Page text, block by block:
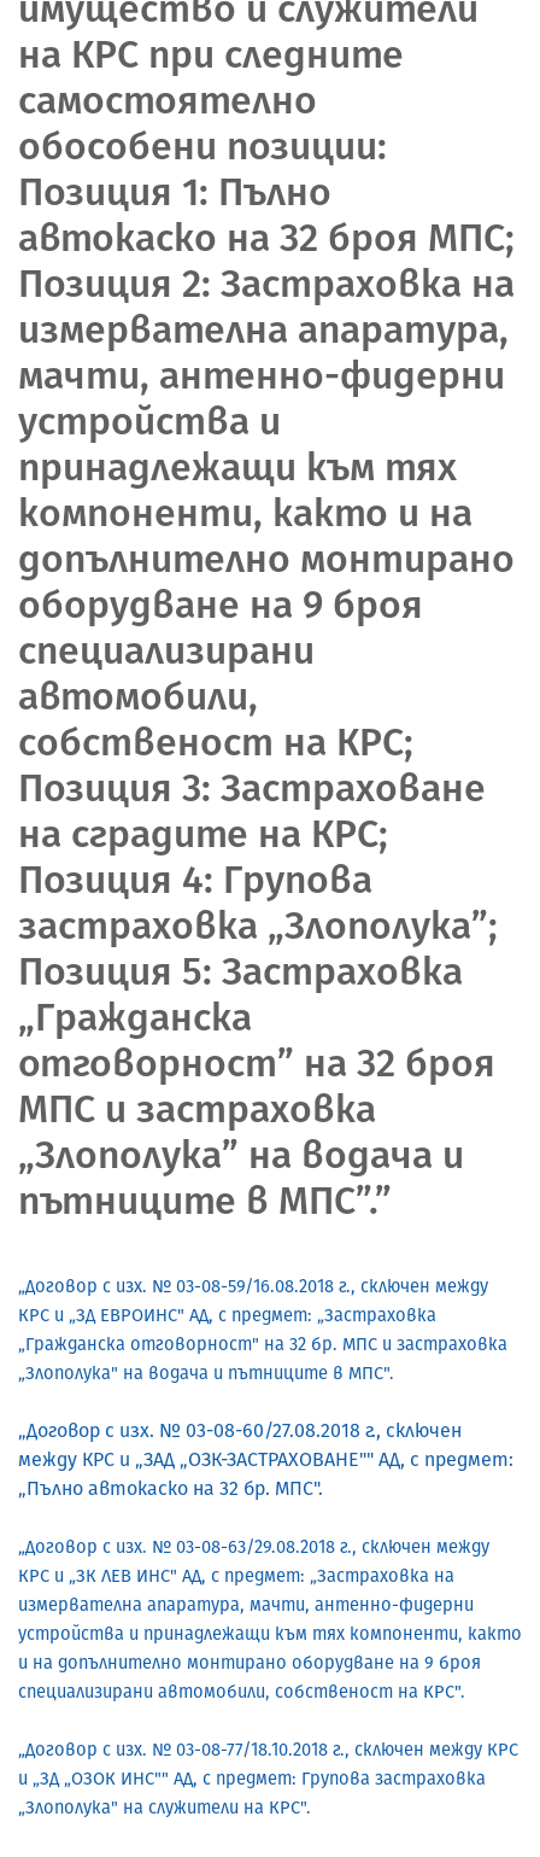
на КРС при следните
самостоятелно
обособени позиции:
Позиция 1: Пълно
автокаско на 32 броя МПС;
Позиция 2: Застраховка на
измервателна апаратура,
мачти, антенно-фидерни
устройства и
принадлежащи към тях
компоненти, както и на
допълнително монтирано
оборудване на 9 броя
специализирани
автомобили,
собственост на КРС;
Позиция 3: Застраховане
на сградите на КРС;
Позиция 4: Групова
застраховка „Злополука”;
Позиция 5: Застраховка
„Гражданска
отговорност” на 32 броя
МПС и застраховка
„Злополука” на водача и
пътниците в МПС”.”
„Договор с изх. № 03-08-59/16.08.2018 г., сключен между
КРС и „ЗД ЕВРОИНС" АД, с предмет: „Застраховка
„Гражданска отговорност" на 32 бр. МПС и застраховка
„Злополука" на водача и пътниците в МПС".
„Договор с изх. № 03-08-60/27.08.2018 г., сключен
между КРС и „ЗАД „ОЗК-ЗАСТРАХОВАНЕ"" АД, с предмет:
„Пълно автокаско на 32 бр. МПС".
„Договор с изх. № 03-08-63/29.08.2018 г., сключен между
КРС и „ЗК ЛЕВ ИНС" АД, с предмет: „Застраховка на
измервателна апаратура, мачти, антенно-фидерни
устройства и принадлежащи към тях компоненти, както
и на допълнително монтирано оборудване на 9 броя
специализирани автомобили, собственост на КРС".
„Договор с изх. № 03-08-77/18.10.2018 г., сключен между КРС
и „ЗД „ОЗОК ИНС"" АД, с предмет: Групова застраховка
„Злополука" на служители на КРС".